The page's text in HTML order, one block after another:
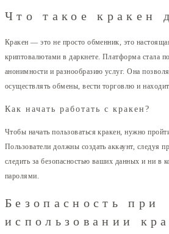
Что такое кракен
Кракен — это не просто обменник, это
криптовалютами в даркнете. Платформа стала
анонимности и разнообразию услуг. Она
осуществлять обмены, вести торговлю и
Как начать работать с кракен?
Чтобы начать пользоваться кракен, нужно
Пользователи должны создать аккаунт, следуя
следить за безопасностью ваших данных и ни в
паролями.
Безопасность при
использовании